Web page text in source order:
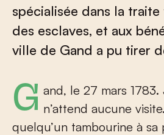
spécialisée dans la
des esclaves, et aux
ville de Gand a pu tirer
Gand, le 27 mars 1783. Joseph Faure n’attend aucune
quelqu’un tambourine à sa